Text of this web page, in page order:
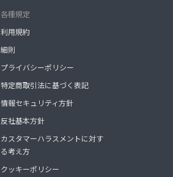
各種規定
利用規約
細則
プライバシーポリシー
特定商取引法に基づく表記
情報セキュリティ方針
反社基本方針
カスタマーハラスメントに対す
る考え方
クッキーポリシー